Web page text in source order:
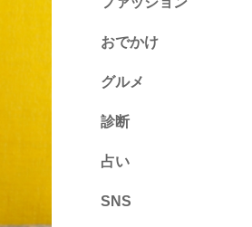
トレンド
ネイル
おでかけ
グルメ
診断
診断
占い
心理テスト
SNS